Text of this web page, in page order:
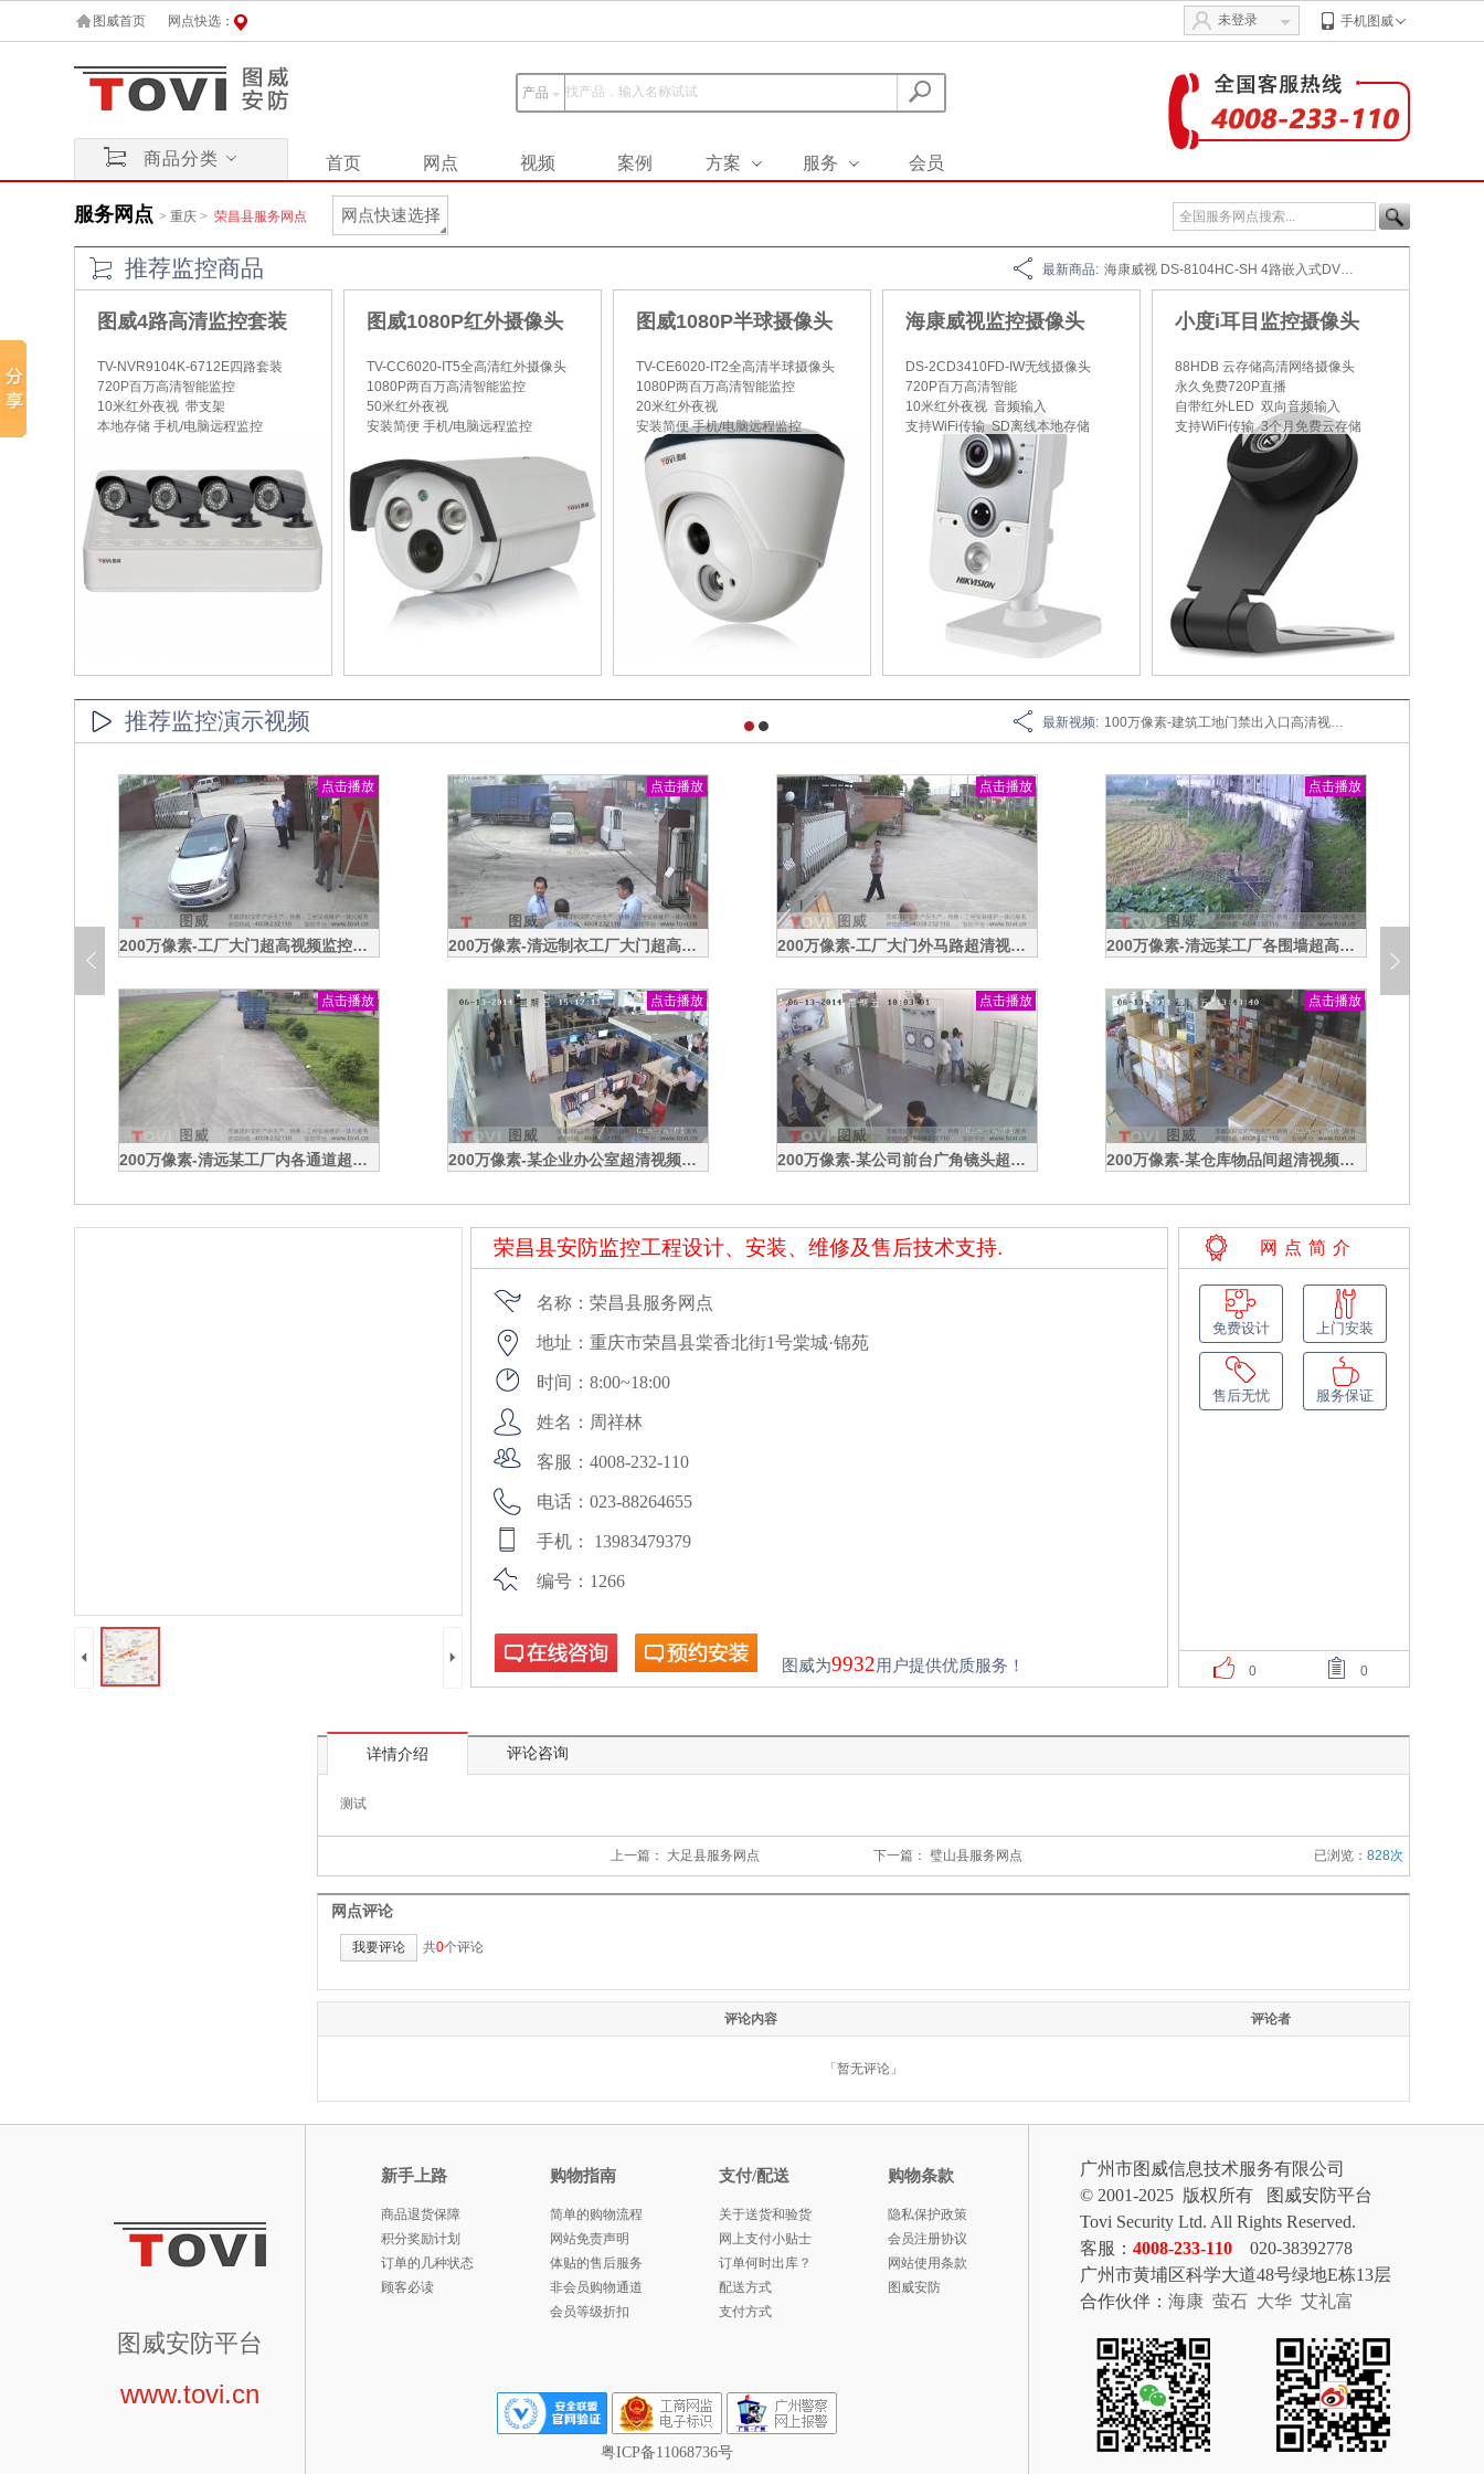
图威首页 网点快选： 未登录 手机图威
产品
商品分类 首页 网点 视频 案例 方案 服务 会员
服务网点 > 重庆 > 荣昌县服务网点 网点快速选择
推荐监控商品 最新商品:
萤石（EZVIZ） A1网络报警盒子套装 家用安防 WIFI无线防盗报警器 智能家居 海康威视旗下品牌
海康威视 DS-8116HC-SH 16路嵌入式DVR网络硬盘录像机
海康威视 DS-8104HC-SH 4路嵌入式DVR网络硬盘录像机
海康威视 DS-8116HS-SH 16路嵌入式DVR网络硬盘录像机
海康威视 DS-8108HS-SH 8路嵌入式DVR网络硬盘录像机
海康威视 DS-8132HC-SH 32路嵌入式DVR网络硬盘录像机
海康威视 DS-8124HC-SH 24路嵌入式DVR网络硬盘录像机
图威4路高清监控套装
TV-NVR9104K-6712E四路套装
720P百万高清智能监控
10米红外夜视 带支架
本地存储 手机/电脑远程监控
图威1080P红外摄像头
TV-CC6020-IT5全高清红外摄像头
1080P两百万高清智能监控
50米红外夜视
安装简便 手机/电脑远程监控
图威1080P半球摄像头
TV-CE6020-IT2全高清半球摄像头
1080P两百万高清智能监控
20米红外夜视
安装简便 手机/电脑远程监控
海康威视监控摄像头
DS-2CD3410FD-IW无线摄像头
720P百万高清智能
10米红外夜视 音频输入
支持WiFi传输 SD离线本地存储
小度i耳目监控摄像头
88HDB 云存储高清网络摄像头
永久免费720P直播
自带红外LED 双向音频输入
支持WiFi传输 3个月免费云存储
推荐监控演示视频 最新视频:
100万像素-深圳宝安某建筑工地门禁出入口高清监控演示
100万像素-建筑工地门口高清视频监控效果录像演示
100万像素-建筑工地门禁出入口高清视频监控效果录像演示
200万像素-清远某工厂内各通道超高清视频监控效果录像演示
200万像素-工厂大门外马路超清视频监控效果录像演示
200万像素-清远制衣工厂大门超高视频监控效果录像演示
200万像素-工厂大门超高视频监控效果录像演示
200万像素-某工厂机电控制中心超清视频监控效果录像演示
点击播放
100万像素-广州琶洲保利建筑工地塔吊高清高速球监控效果演示
点击播放
100万像素-深圳高新西中建五局施工现场塔吊安装高速球监控演示
点击播放
100万像素-建筑工地塔吊安装高清高速球超清监控建筑作业
点击播放
100万像素-东莞松山湖华为工厂建筑工地塔吊高清视频监控录像演示
点击播放
100万像素-深圳宝安某建筑工地门禁出入口高清监控演示
点击播放
100万像素-建筑工地施工货梯门口高清监控演示
点击播放
100万像素-建筑工地门口高清视频监控效果录像演示
点击播放
100万像素-建筑工地门禁出入口高清视频监控效果录像演示
4 5
荣昌县安防监控工程设计、安装、维修及售后技术支持.
名称： 荣昌县服务网点
地址：重庆市荣昌县棠香北街1号棠城·锦苑
时间：8:00~18:00
姓名：周祥林
客服：4008-232-110
电话：023-88264655
手机： 13983479379
编号：1266
在线咨询 预约安装
图威为9932用户提供优质服务！
网点简介
免费设计 上门安装
售后无忧 服务保证
0 0
详情介绍 评论咨询
测试
已浏览： 828次
上一篇： 大足县服务网点 下一篇： 璧山县服务网点
网点评论
我要评论 共0个评论
评论内容 评论者
「暂无评论」
图威安防平台
www.tovi.cn
新手上路
商品退货保障
积分奖励计划
订单的几种状态
顾客必读
购物指南
简单的购物流程
网站免责声明
体贴的售后服务
非会员购物通道
会员等级折扣
支付/配送
关于送货和验货
网上支付小贴士
订单何时出库？
配送方式
支付方式
购物条款
隐私保护政策
会员注册协议
网站使用条款
图威安防
粤ICP备11068736号
广州市图威信息技术服务有限公司
© 2001-2025 版权所有 图威安防平台
Tovi Security Ltd. All Rights Reserved.
客服： 4008-233-110
020-38392778
广州市黄埔区科学大道48号绿地E栋13层
合作伙伴： 海康 萤石 大华 艾礼富